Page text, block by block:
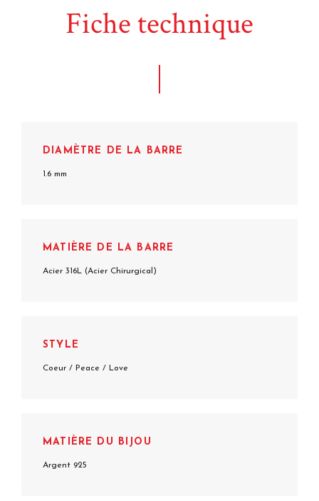
Fiche technique
DIAMÈTRE DE LA BARRE
1.6 mm
MATIÈRE DE LA BARRE
Acier 316L (Acier Chirurgical)
STYLE
Coeur / Peace / Love
MATIÈRE DU BIJOU
Argent 925